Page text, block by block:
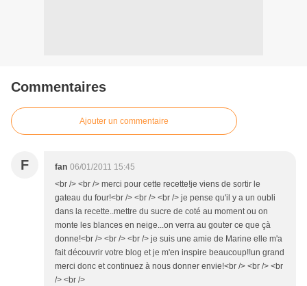
Commentaires
Ajouter un commentaire
F fan 06/01/2011 15:45
<br /> <br /> merci pour cette recette!je viens de sortir le
gateau du four!<br /> <br /> <br /> je pense qu'il y a un oubli
dans la recette..mettre du sucre de coté au moment ou on
monte les blances en neige...on verra au gouter ce que çà
donne!<br /> <br /> <br /> je suis une amie de Marine elle m'a
fait découvrir votre blog et je m'en inspire beaucoup!!un grand
merci donc et continuez à nous donner envie!<br /> <br /> <br
/> <br />